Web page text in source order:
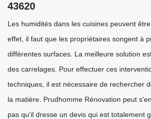
43620
Les humidités dans les cuisines peuvent
effet, il faut que les propriétaires songent à
différentes surfaces. La meilleure solution
des carrelages. Pour effectuer ces
techniques, il est nécessaire de rechercher
la matière. Prudhomme Rénovation peut
pas qu'il dresse un devis qui est totalement